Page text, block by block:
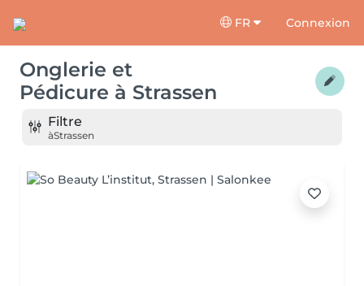
FR Connexion
Onglerie et
Pédicure à Strassen
Filtre
àStrassen